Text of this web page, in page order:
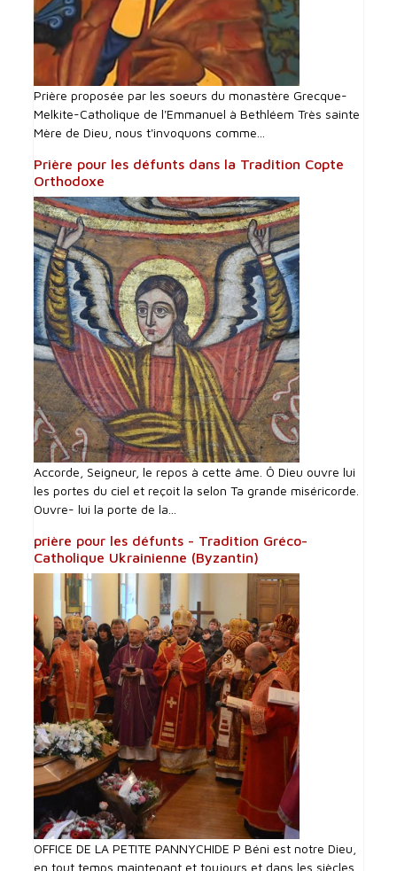
Prière proposée par les soeurs du monastère Grecque-
Melkite-Catholique de l'Emmanuel à Bethléem Très sainte
Mère de Dieu, nous t'invoquons comme...
Prière pour les défunts dans la Tradition Copte
Orthodoxe
Accorde, Seigneur, le repos à cette âme. Ô Dieu ouvre lui
les portes du ciel et reçoit la selon Ta grande miséricorde.
Ouvre- lui la porte de la...
prière pour les défunts - Tradition Gréco-
Catholique Ukrainienne (Byzantin)
OFFICE DE LA PETITE PANNYCHIDE P Béni est notre Dieu,
en tout temps maintenant et toujours et dans les siècles